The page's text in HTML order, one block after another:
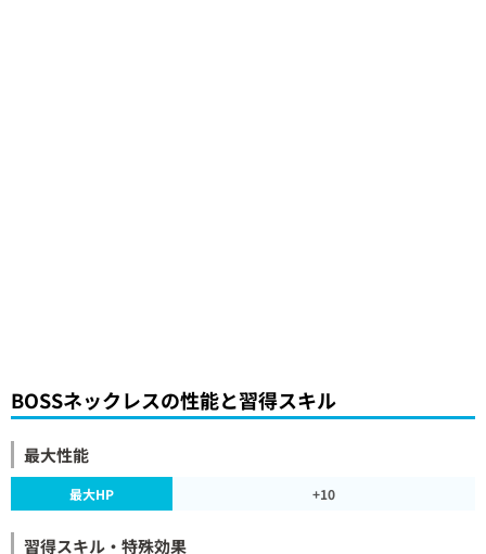
BOSSネックレスの性能と習得スキル
最大性能
最大HP +10
習得スキル・特殊効果